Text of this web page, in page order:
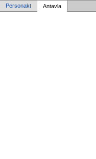
Personakt Antavla